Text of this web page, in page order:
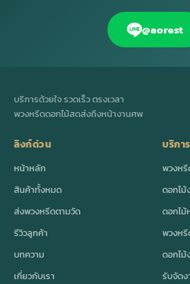
@aorest
บริการด้วยใจ รวดเร็ว ตรงเวลา
พวงหรีดดอกไม้สดส่งถึงหน้างานศพ
ลิงก์ด่วน
หน้าหลัก
สินค้าทั้งหมด
ส่งพวงหรีดตามวัด
รีวิวลูกค้า
บทความ
เกี่ยวกับเรา
บริกา
พวงห
ดอกไ
ดอกไม้
พวงห
ดอกไม้
รับจัด